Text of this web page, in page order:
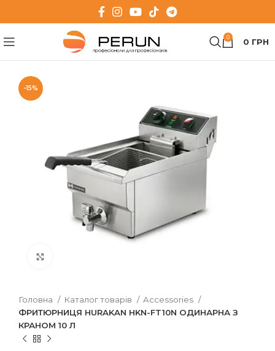
0 0 ГРН
-15%
Головна Каталог товарів
Accessories
ФРИТЮРНИЦЯ HURAKAN HKN-FT10N ОДИНАРНА З
КРАНОМ 10 Л